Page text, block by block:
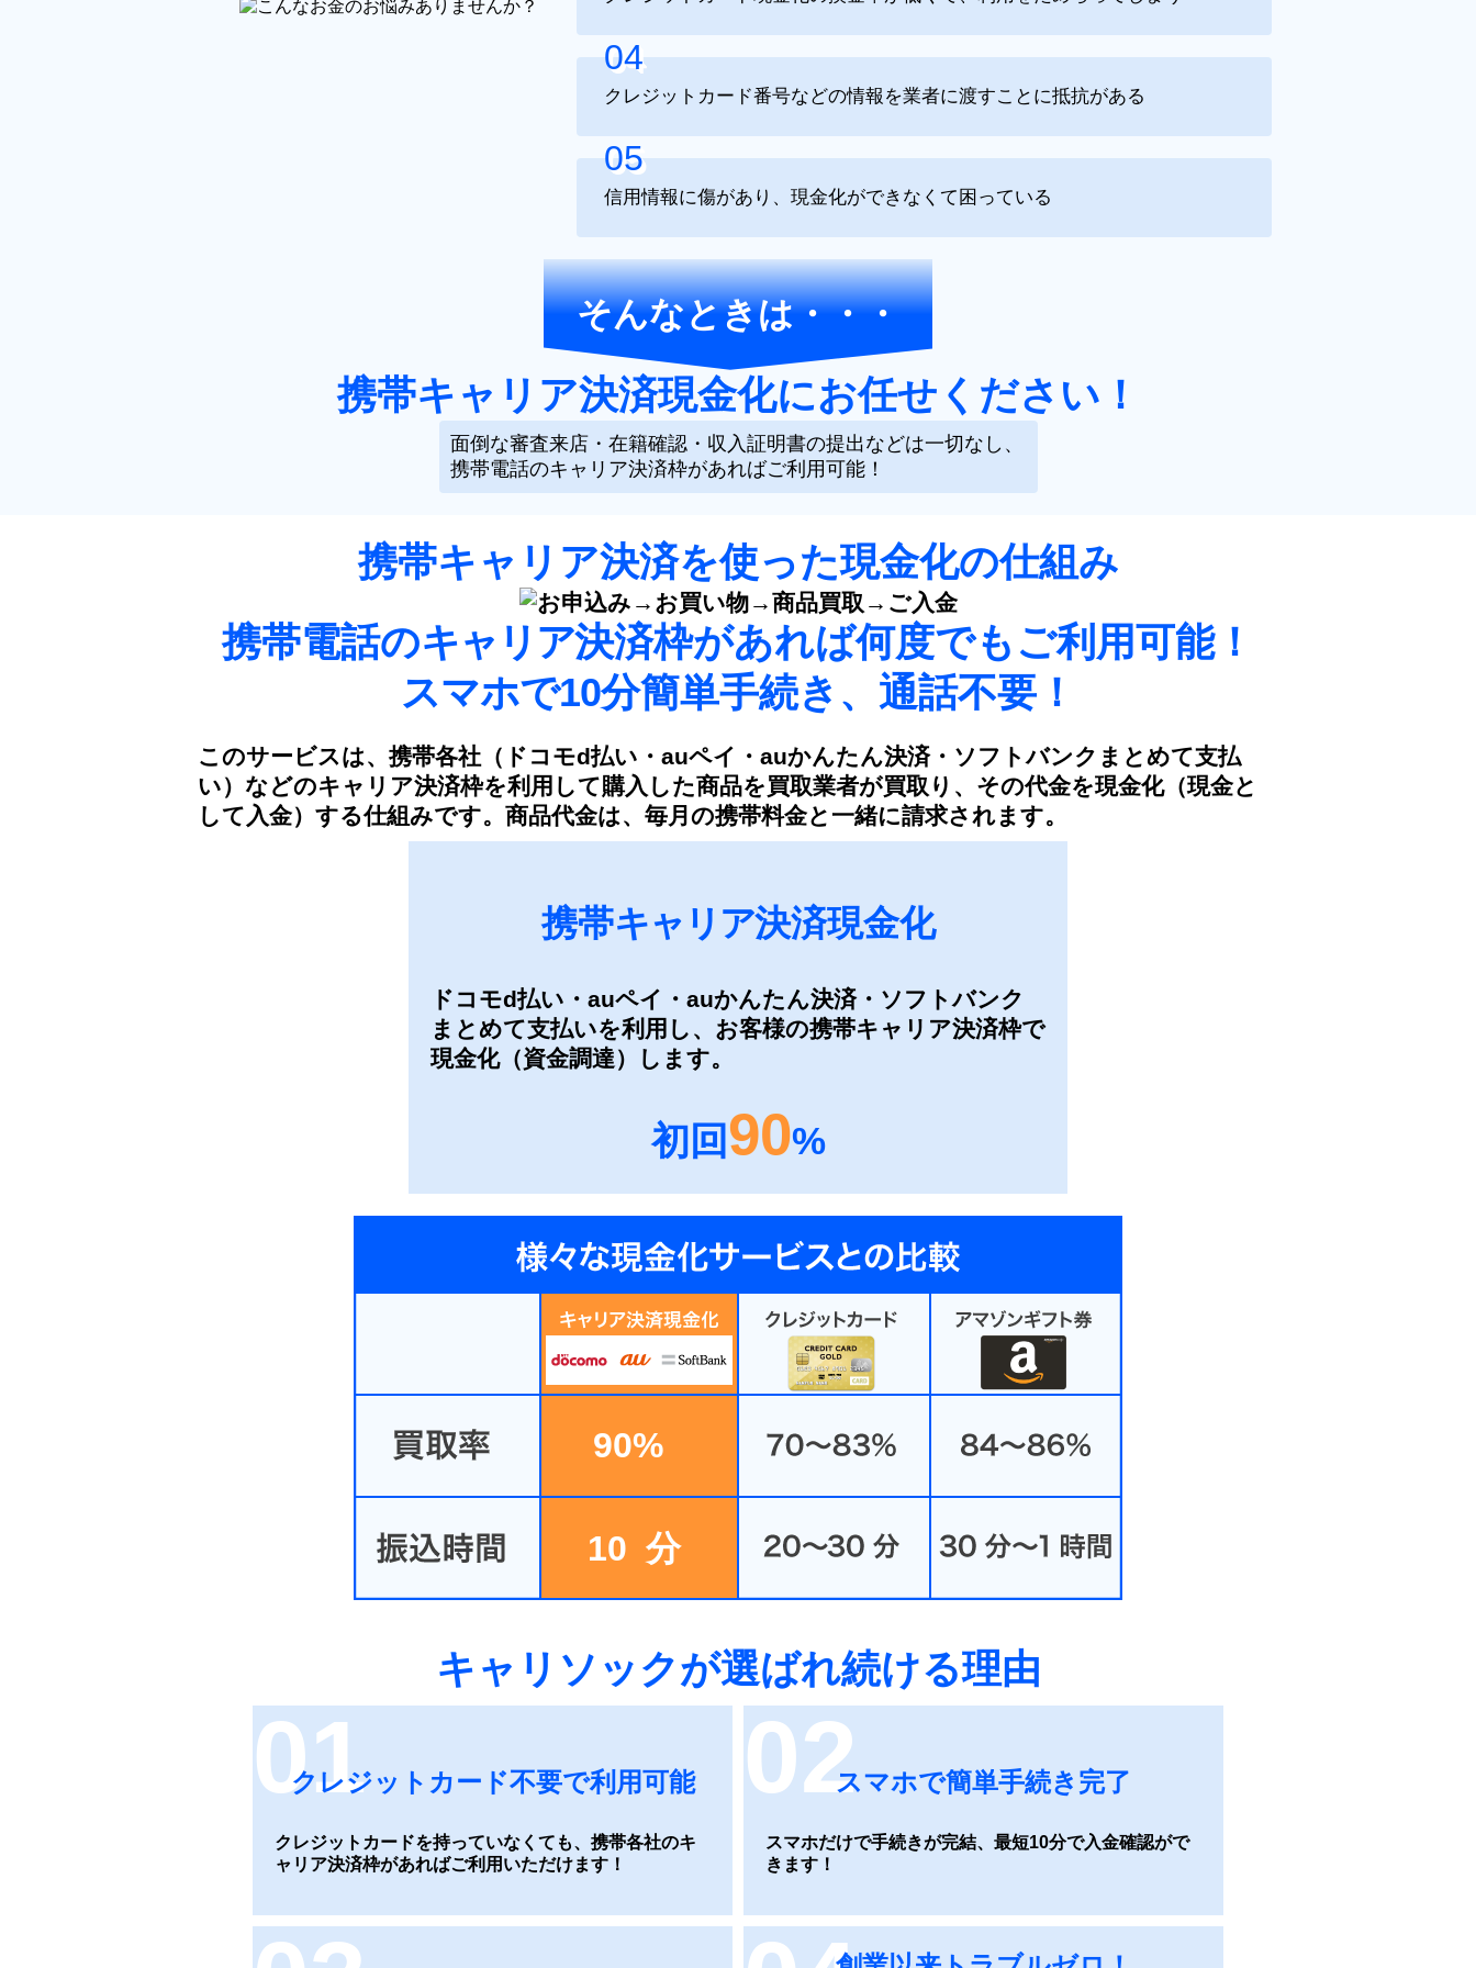
04
クレジットカード番号などの情報を業者に渡すことに抵抗がある
05
信用情報に傷があり、現金化ができなくて困っている
そんなときは・・・
携帯キャリア決済現金化にお任せください！
面倒な審査来店・在籍確認・収入証明書の提出などは一切なし、
携帯電話のキャリア決済枠があればご利用可能！
携帯キャリア決済を使った現金化の仕組み
携帯電話のキャリア決済枠があれば何度でもご利用可能！
スマホで10分簡単手続き、 通話不要！
このサービスは、携帯各社（ドコモd払い・auペイ・auかんたん決済・ソフトバンクまとめて支払
い）などのキャリア決済枠を利用して購入した商品を買取業者が買取り、その代金を現金化（現金と
して入金）する仕組みです。商品代金は、毎月の携帯料金と一緒に請求されます。
携帯キャリア決済現金化
ドコモd払い・auペイ・auかんたん決済・ソフトバンク
まとめて支払いを利用し、お客様の携帯キャリア決済枠で
現金化（資金調達）します。
初回90%
90%
10 分
キャリソックが選ばれ続ける理由
01
クレジットカード不要で利用可能
クレジットカードを持っていなくても、携帯各社のキ
ャリア決済枠があればご利用いただけます！
02スマホで簡単手続き完了
スマホだけで手続きが完結、最短10分で入金確認がで
きます！